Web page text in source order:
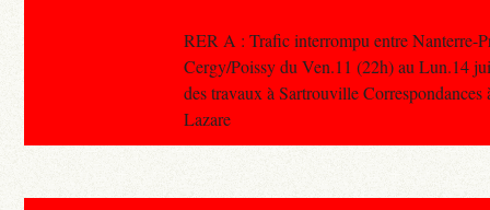
RER A : Trafic interrompu entre Nanterre-
Cergy/Poissy du Ven.11 (22h) au Lun.14
des travaux à Sartrouville Correspondances
Lazare